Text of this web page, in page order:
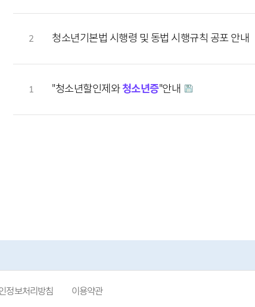
2 청소년기본법 시행령 및 동법 시행규칙 공포 안내
1 "청소년할인제와청소년증"안내
정보처리방침 이용약관